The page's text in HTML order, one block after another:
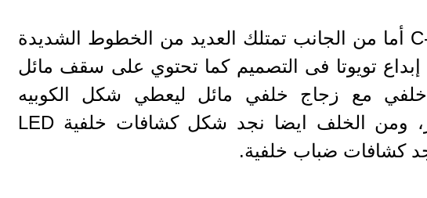
تويوتا C-HR 2021 أما من الجانب تمتلك العديد من الخطوط الشديدة
تويوتا فى التصميم كما تحتوي على سقف مائل
خلفي مع زجاج خلفي مائل ليعطي شكل الكوبيه
الرياضي المتميز، ومن الخلف ايضا نجد شكل كشافات خلفية LED
كشافات ضباب خلفية.